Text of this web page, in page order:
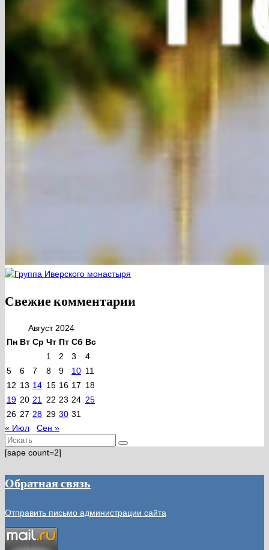
Свежие комментарии
Август 2024
Пн Вт Ср Чт Пт Сб Вс
1
2 3
4
5
6 7 8 9 10 11
12 13 14 15 16 17 18
19 20 21 22 23 24 25
26 27 28 29 30 31
« Июл
Сен »
Искать:
[sape count=2]
Обратная связь
Отправить письмо администрации сайта